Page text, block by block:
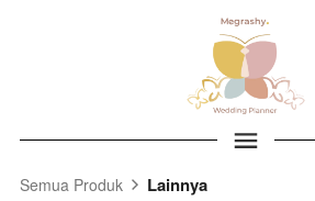
Semua Produk Lainnya